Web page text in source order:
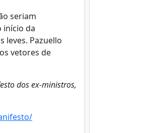
seriam
início da
leves. Pazuello
vetores de
dos ex-ministros,